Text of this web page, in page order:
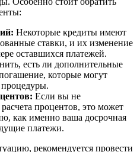
Некоторые кредиты имеют
ставки, и их изменение
оставшихся платежей.
есть ли дополнительные
которые могут
процедуры.
Если вы не
процентов, это может
как именно ваша досрочная
платежи.
рекомендуется провести